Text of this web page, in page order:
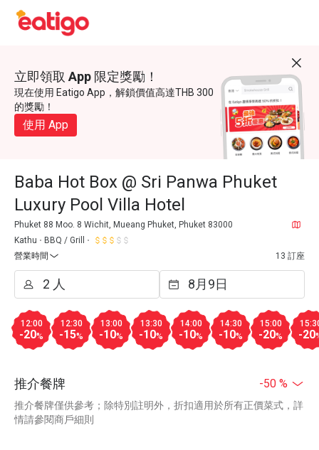
立即領取 App 限定獎勵！
現在使用 Eatigo App，解鎖價值高達THB 300
的獎勵！
使用 App
Baba Hot Box @ Sri Panwa Phuket
Luxury Pool Villa Hotel
Phuket 88 Moo. 8 Wichit, Mueang Phuket, Phuket 83000
Kathu
BBQ / Grill
營業時間
13 訂座
12:00
-20%
12:30
-15%
13:00
-10%
13:30
-10%
14:00
-10%
14:30
-10%
15:00
-20% -20
推介餐牌 -50 %
推介餐牌僅供參考；除特別註明外，折扣適用於所有正價菜式，詳
情請參閱商戶細則